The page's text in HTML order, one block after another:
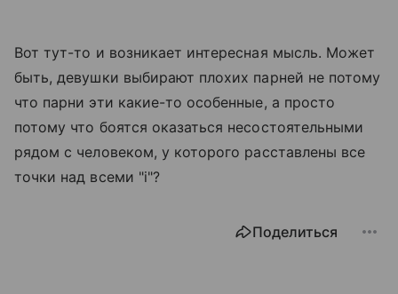
Вот тут-то и возникает интересная мысль. Может
быть, девушки выбирают плохих парней не потому
что парни эти какие-то особенные, а просто
потому что боятся оказаться несостоятельными
рядом с человеком, у которого расставлены все
точки над всеми "i"?
Поделиться